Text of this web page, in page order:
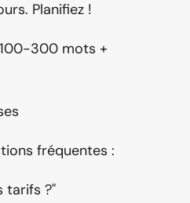
Planifiez !
300 mots +
fréquentes :
tarifs ?"